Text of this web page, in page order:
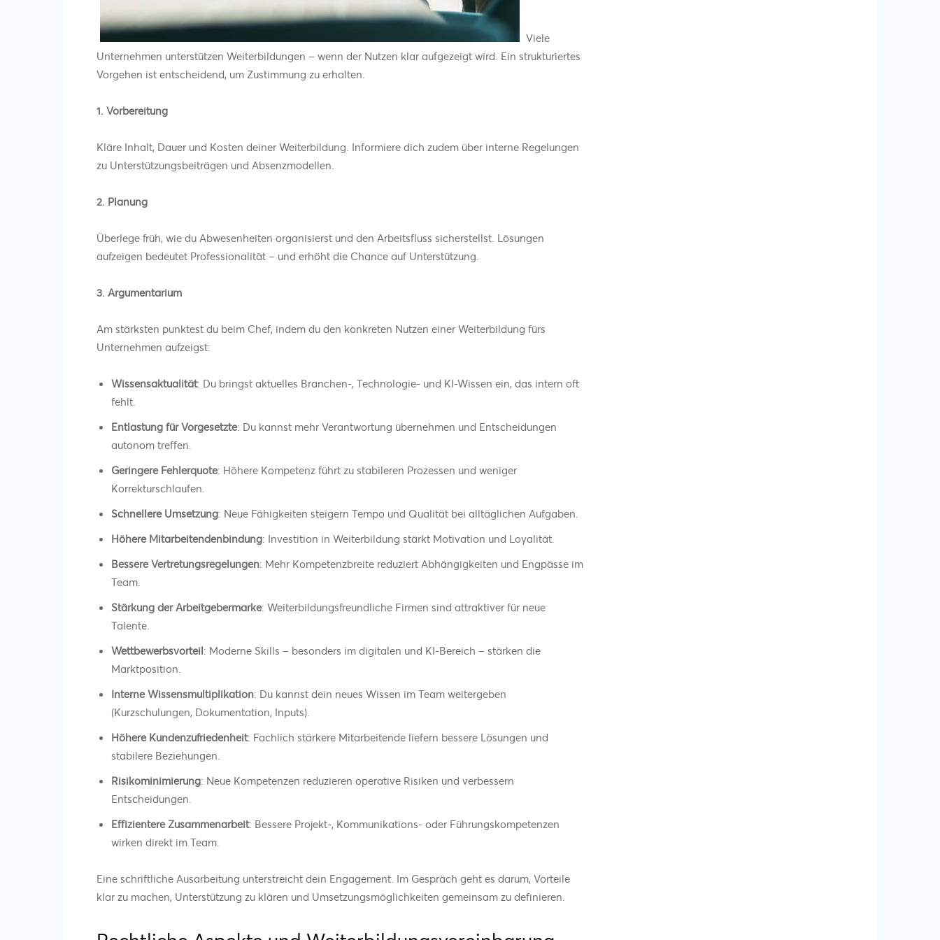
Viele
Unternehmen unterstützen Weiterbildungen – wenn der Nutzen klar aufgezeigt wird. Ein strukturiertes
Vorgehen ist entscheidend, um Zustimmung zu erhalten.
1. Vorbereitung
Kläre Inhalt, Dauer und Kosten deiner Weiterbildung. Informiere dich zudem über interne Regelungen
zu Unterstützungsbeiträgen und Absenzmodellen.
2. Planung
Überlege früh, wie du Abwesenheiten organisierst und den Arbeitsfluss sicherstellst. Lösungen
aufzeigen bedeutet Professionalität – und erhöht die Chance auf Unterstützung.
3. Argumentarium
Am stärksten punktest du beim Chef, indem du den konkreten Nutzen einer Weiterbildung fürs
Unternehmen aufzeigst:
Wissensaktualität: Du bringst aktuelles Branchen-, Technologie- und KI-Wissen ein, das intern oft
fehlt.
Entlastung für Vorgesetzte: Du kannst mehr Verantwortung übernehmen und Entscheidungen
autonom treffen.
Geringere Fehlerquote: Höhere Kompetenz führt zu stabileren Prozessen und weniger
Korrekturschlaufen.
Schnellere Umsetzung: Neue Fähigkeiten steigern Tempo und Qualität bei alltäglichen Aufgaben.
Höhere Mitarbeitendenbindung: Investition in Weiterbildung stärkt Motivation und Loyalität.
Bessere Vertretungsregelungen: Mehr Kompetenzbreite reduziert Abhängigkeiten und Engpässe im
Team.
Stärkung der Arbeitgebermarke: Weiterbildungsfreundliche Firmen sind attraktiver für neue
Talente.
Wettbewerbsvorteil: Moderne Skills – besonders im digitalen und KI-Bereich – stärken die
Marktposition.
Interne Wissensmultiplikation: Du kannst dein neues Wissen im Team weitergeben
(Kurzschulungen, Dokumentation, Inputs).
Höhere Kundenzufriedenheit: Fachlich stärkere Mitarbeitende liefern bessere Lösungen und
stabilere Beziehungen.
Risikominimierung: Neue Kompetenzen reduzieren operative Risiken und verbessern
Entscheidungen.
Effizientere Zusammenarbeit: Bessere Projekt-, Kommunikations- oder Führungskompetenzen
wirken direkt im Team.
Eine schriftliche Ausarbeitung unterstreicht dein Engagement. Im Gespräch geht es darum, Vorteile
klar zu machen, Unterstützung zu klären und Umsetzungsmöglichkeiten gemeinsam zu definieren.